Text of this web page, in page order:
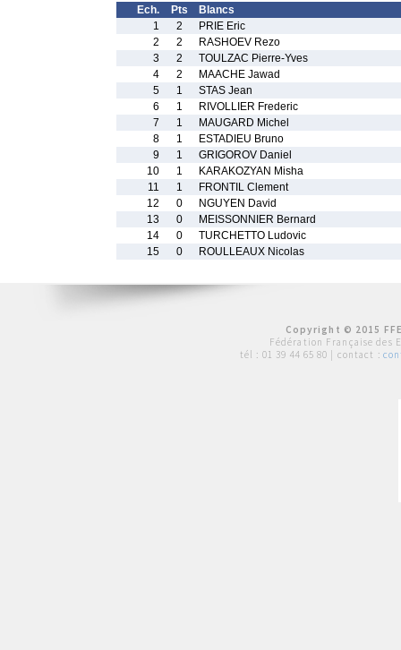
Ech. Pts
Blancs
1
2
PRIE Eric
2
2
RASHOEV Rezo
3
2
TOULZAC Pierre-Yves
4
2
MAACHE Jawad
5
1
STAS Jean
6
1
RIVOLLIER Frederic
7
1
MAUGARD Michel
8
1
ESTADIEU Bruno
9
1
GRIGOROV Daniel
10
1
KARAKOZYAN Misha
11
1
FRONTIL Clement
12
0
NGUYEN David
13
0
MEISSONNIER Bernard
14
0
TURCHETTO Ludovic
15
0 ROULLEAUX Nicolas
Copyright © 2015
Fédération Française des
tél : 01 39 44 65 80 | contact :